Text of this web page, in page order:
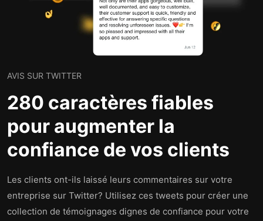
AVIS SUR TWITTER
280 caractères fiables
pour augmenter la
confiance de vos clients
Les clients ont-ils laissé leurs commentaires sur votre
entreprise sur Twitter? Utilisez ces tweets pour créer une
collection de témoignages dignes de confiance pour votre